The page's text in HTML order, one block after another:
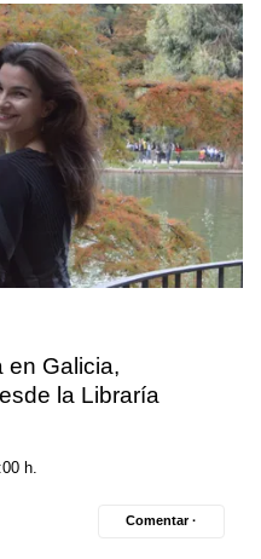
en Galicia,
la Libraría
h.
Comentar ·